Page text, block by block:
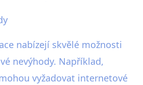
nabízejí skvělé možnosti
nevýhody. Například,
vyžadovat internetové